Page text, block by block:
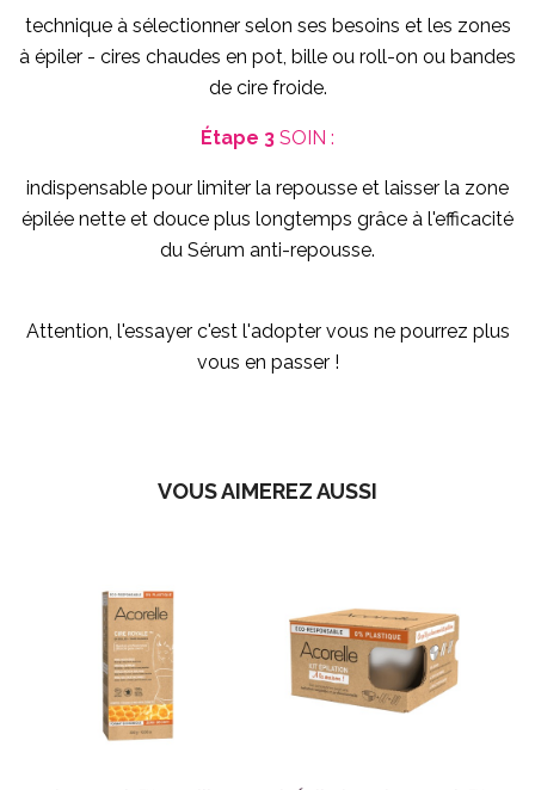
technique à sélectionner selon ses besoins et les zones
à épiler - cires chaudes en pot, bille ou roll-on ou bandes
de cire froide.
Étape 3 SOIN :
indispensable pour limiter la repousse et laisser la zone
épilée nette et douce plus longtemps grâce à l'efficacité
du Sérum anti-repousse.
Attention, l'essayer c'est l'adopter vous ne pourrez plus
vous en passer !
VOUS AIMEREZ AUSSI